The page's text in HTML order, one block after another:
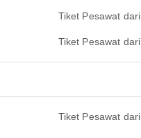
Tiket Pesawat
Tiket Pesawat
Tiket Pesawat